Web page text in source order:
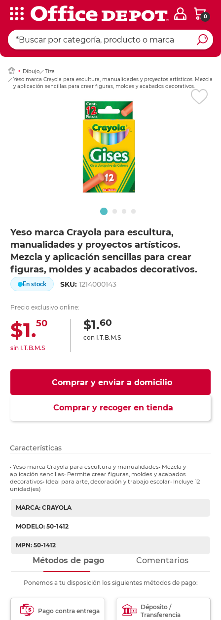
0
Dibujo
Tiza
Yeso marca Crayola para escultura, manualidades y proyectos artísticos. Mezcla
y aplicación sencillas para crear figuras, moldes y acabados decorativos.
Yeso marca Crayola para escultura,
manualidades y proyectos artísticos.
Mezcla y aplicación sencillas para crear
figuras, moldes y acabados decorativos.
En stock SKU:1214000143
Precio exclusivo online:
$1.50
sin I.T.B.M.S
$1.60
con I.T.B.M.S
Comprar y enviar a domicilio
Comprar y recoger en tienda
Ingresar Codigo
Características
• Yeso marca Crayola para escultura y manualidades• Mezcla y
aplicación sencillas• Permite crear figuras, moldes y acabados
decorativos• Ideal para arte, decoración y trabajo escolar• Incluye 12
unidad(es)
MARCA: CRAYOLA
MODELO: 50-1412
MPN: 50-1412
Métodos de pago Comentarios
Ponemos a tu disposición los siguientes métodos de pago:
Pago contra entrega
Déposito /
Transferencia